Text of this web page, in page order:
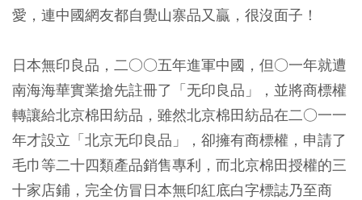
愛，連中國網友都自覺山寨品又贏，很沒面子！
日本無印良品，二○○五年進軍中國，但○一年就遭
南海海華實業搶先註冊了「无印良品」，並將商標權
轉讓給北京棉田紡品，雖然北京棉田紡品在二○一一
年才設立「北京无印良品」，卻擁有商標權，申請了
毛巾等二十四類產品銷售專利，而北京棉田授權的三
十家店鋪，完全仿冒日本無印紅底白字標誌乃至商